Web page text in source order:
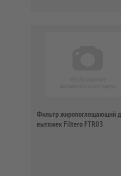
Фильтр жиропоглощающий
вытяжек Filtero FTR03